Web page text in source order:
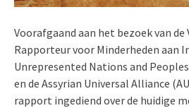
Voorafgaand aan het bezoek van de
Rapporteur voor Minderheden aan
Unrepresented Nations and
en de Assyrian Universal Alliance
rapport ingediend over de huidige